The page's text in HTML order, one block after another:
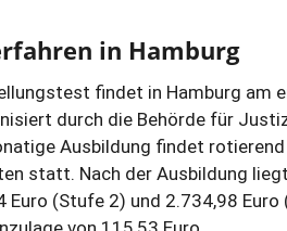
in Hamburg
findet in Hamburg am
durch die Behörde für
Ausbildung findet
statt. Nach der Ausbildung
Euro (Stufe 2) und 2.734,98